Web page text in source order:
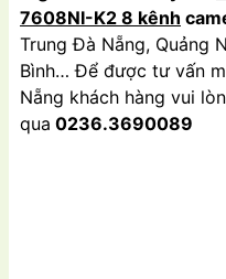
7608NI-K2 8 kênh
Trung Đà Nẵng, Quảng
Bình… Để được tư vấn
Nẵng khách hàng vui
qua 0236.3690089